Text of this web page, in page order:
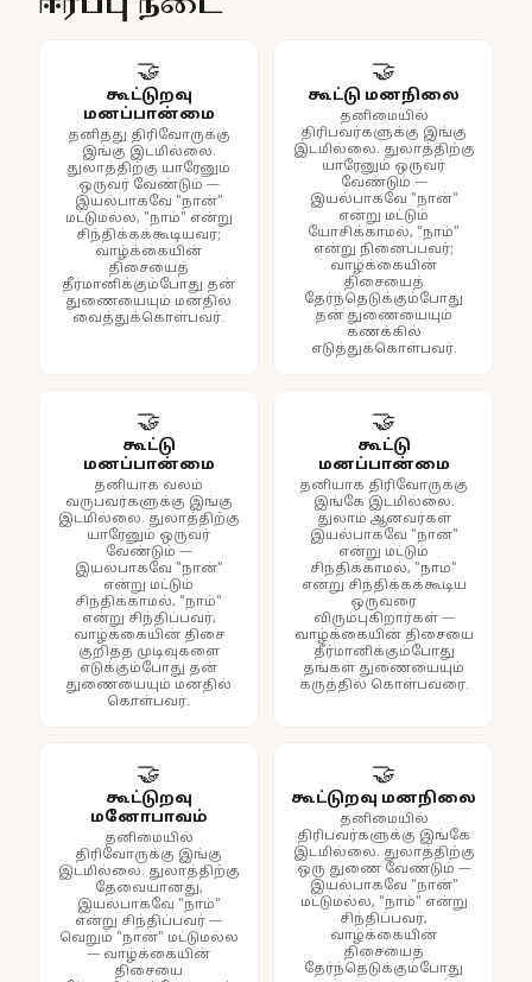
🤝
கூட்டுறவு
மனப்பான்மை
தனித்து திரிவோருக்கு
இங்கு இடமில்லை.
துலாத்திற்கு யாரேனும்
ஒருவர் வேண்டும் —
இயல்பாகவே "நான்"
மட்டுமல்ல, "நாம்" என்று
சிந்திக்கக்கூடியவர்;
வாழ்க்கையின்
திசையைத்
தீர்மானிக்கும்போது தன்
துணையையும் மனதில்
வைத்துக்கொள்பவர்.
🤝
கூட்டு மனநிலை
தனிமையில்
திரிபவர்களுக்கு இங்கு
இடமில்லை. துலாத்திற்கு
யாரேனும் ஒருவர்
வேண்டும் —
இயல்பாகவே "நான்"
என்று மட்டும்
யோசிக்காமல், "நாம்"
என்று நினைப்பவர்;
வாழ்க்கையின்
திசையைத்
தேர்ந்தெடுக்கும்போது
தன் துணையையும்
கணக்கில்
எடுத்துக்கொள்பவர்.
🤝
கூட்டு
மனப்பான்மை
தனியாக வலம்
வருபவர்களுக்கு இங்கு
இடமில்லை. துலாத்திற்கு
யாரேனும் ஒருவர்
வேண்டும் —
இயல்பாகவே "நான்"
என்று மட்டும்
சிந்திக்காமல், "நாம்"
என்று சிந்திப்பவர்,
வாழ்க்கையின் திசை
குறித்த முடிவுகளை
எடுக்கும்போது தன்
துணையையும் மனதில்
கொள்பவர்.
🤝
கூட்டு
மனப்பான்மை
தனியாக திரிவோருக்கு
இங்கே இடமில்லை.
துலாம் ஆனவர்கள்
இயல்பாகவே "நான்"
என்று மட்டும்
சிந்திக்காமல், "நாம்"
என்று சிந்திக்கக்கூடிய
ஒருவரை
விரும்புகிறார்கள் —
வாழ்க்கையின் திசையை
தீர்மானிக்கும்போது
தங்கள் துணையையும்
கருத்தில் கொள்பவரை.
🤝
கூட்டுறவு
மனோபாவம்
தனிமையில்
திரிவோருக்கு இங்கு
இடமில்லை. துலாத்திற்கு
தேவையானது,
இயல்பாகவே "நாம்"
என்று சிந்திப்பவர் —
வெறும் "நான்" மட்டுமல்ல
— வாழ்க்கையின்
திசையை
🤝
கூட்டுறவு மனநிலை
தனிமையில்
திரிபவர்களுக்கு இங்கே
இடமில்லை. துலாத்திற்கு
ஒரு துணை வேண்டும் —
இயல்பாகவே "நான்"
மட்டுமல்ல, "நாம்" என்று
சிந்திப்பவர்,
வாழ்க்கையின்
திசையைத்
தேர்ந்தெடுக்கும்போது